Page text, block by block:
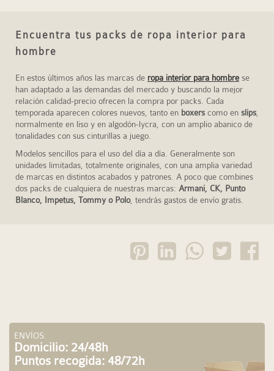
Encuentra tus packs de ropa interior para
hombre
En estos últimos años las marcas de ropa interior para hombre se
han adaptado a las demandas del mercado y buscando la mejor
relación calidad-precio ofrecen la compra por packs. Cada
temporada aparecen colores nuevos, tanto en boxers como en slips
normalmente en liso y en algodón-lycra, con un amplio abanico de
tonalidades con sus cinturillas a juego.
Modelos sencillos para el uso del día a día. Generalmente son
unidades limitadas, totalmente originales, con una amplia variedad
de marcas en distintos acabados y patrones. A poco que combines
dos packs de cualquiera de nuestras marcas: Armani, CK, Punto
Blanco, Impetus, Tommy o Polo, tendrás gastos de envío gratis.
ENVÍOS:
Domicilio: 24/48h
Puntos recogida: 48/72h